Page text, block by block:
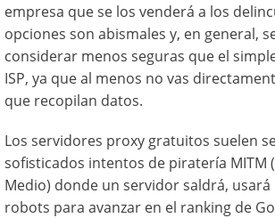
empresa que se los venderá a los
opciones son abismales y, en general,
considerar menos seguras que el
ISP, ya que al menos no vas
que recopilan datos.
Los servidores proxy gratuitos suelen
sofisticados intentos de piratería MITM
Medio) donde un servidor saldrá,
robots para avanzar en el ranking de